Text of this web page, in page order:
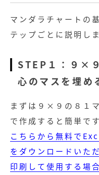
マンダラチャートの
テップごとに説明しま
STEP１：９×
心のマスを埋め
まずは９×９の８１
で作成すると簡単です
こちらから無料で
をダウンロードいた
印刷して使用する場